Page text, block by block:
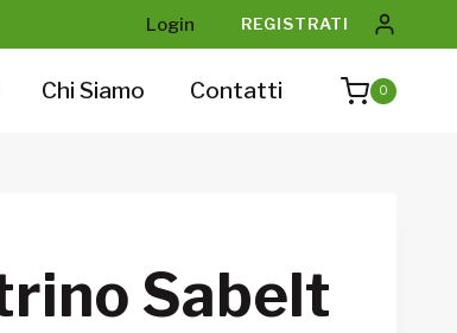
Login REGISTRATI
Chi Siamo Contatti 0
Sabelt